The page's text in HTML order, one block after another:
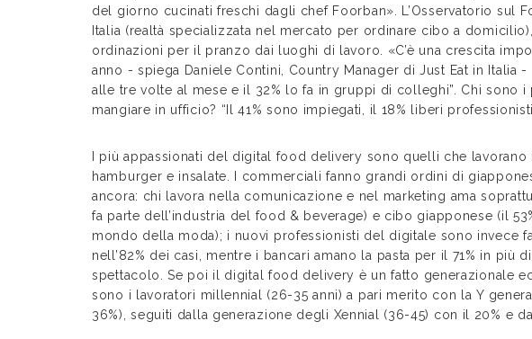
del giorno cucinati freschi dagli chef Foorban». L’Osservatorio sul
Italia (realtà specializzata nel mercato per ordinare cibo a
ordinazioni per il pranzo dai luoghi di lavoro. «C’è una crescita
anno - spiega Daniele Contini, Country Manager di Just Eat in Italia
alle tre volte al mese e il 32% lo fa in gruppi di colleghi”. Chi sono
mangiare in ufficio? “Il 41% sono impiegati, il 18% liberi
I più appassionati del digital food delivery sono quelli che
hamburger e insalate. I commerciali fanno grandi ordini di
ancora: chi lavora nella comunicazione e nel marketing ama
fa parte dell’industria del food & beverage) e cibo giapponese (il
mondo della moda); i nuovi professionisti del digitale sono invece
nell’82% dei casi, mentre i bancari amano la pasta per il 71% in più
spettacolo. Se poi il digital food delivery è un fatto generazionale
sono i lavoratori millennial (26-35 anni) a pari merito con la Y
36%), seguiti dalla generazione degli Xennial (36-45) con il 20% e